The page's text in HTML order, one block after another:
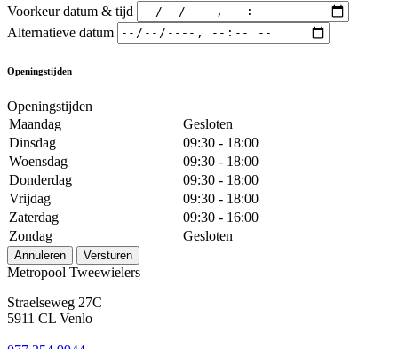
Voorkeur datum & tijd
Alternatieve datum
Openingstijden
Openingstijden
Maandag
Gesloten
Dinsdag
09:30 - 18:00
Woensdag
09:30 - 18:00
Donderdag
09:30 - 18:00
Vrijdag
09:30 - 18:00
Zaterdag
09:30 - 16:00
Zondag
Gesloten
Annuleren Versturen
Metropool Tweewielers
Straelseweg 27C
5911 CL Venlo